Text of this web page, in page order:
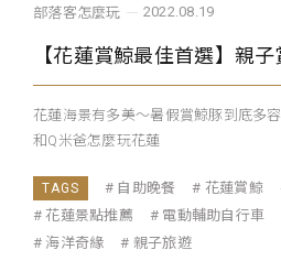
部落客怎麼玩 2022.08.19
花蓮海景有多美～暑假賞鯨豚到底多
和Q米爸怎麼玩花蓮
自助晚餐 花蓮賞鯨
花蓮景點推薦
電動輔助自行車
海洋奇緣
親子旅遊